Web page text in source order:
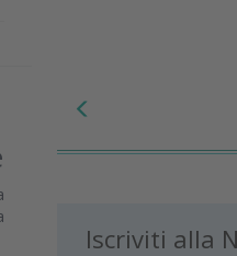
Iscriviti alla